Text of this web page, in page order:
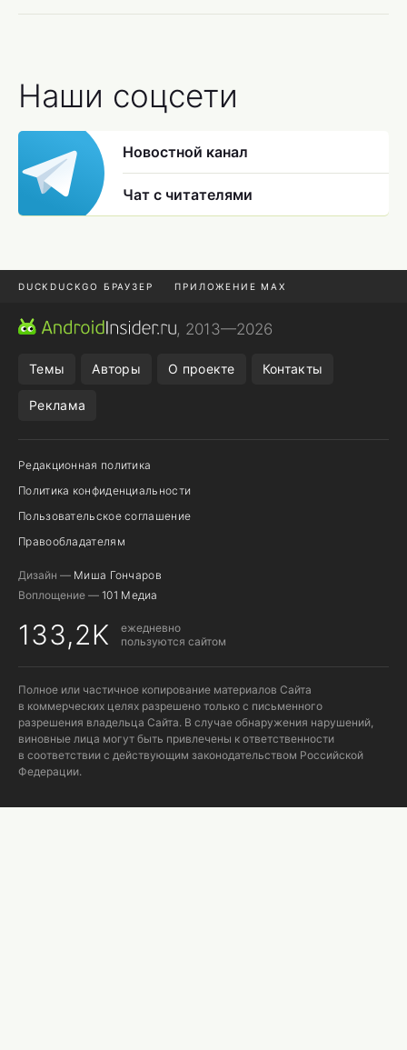
Наши соцсети
Новостной канал
Чат с читателями
DUCKDUCKGO БРАУЗЕР ПРИЛОЖЕНИЕ MAX
ПРИЛОЖЕНИЯ ANDROID
, 2013—2026
Темы Авторы О проекте Контакты
Реклама
Редакционная политика
Политика конфиденциальности
Пользовательское соглашение
Правообладателям
Дизайн — Миша Гончаров
Воплощение — 101 Медиа
133,2K
ежедневно
пользуются сайтом
Полное или частичное копирование материалов Сайта
в коммерческих целях разрешено только с письменного
разрешения владельца Сайта. В случае обнаружения нарушений,
виновные лица могут быть привлечены к ответственности
в соответствии с действующим законодательством Российской
Федерации.